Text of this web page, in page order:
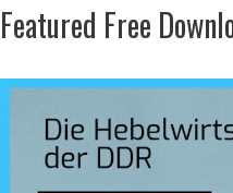
Featured Free